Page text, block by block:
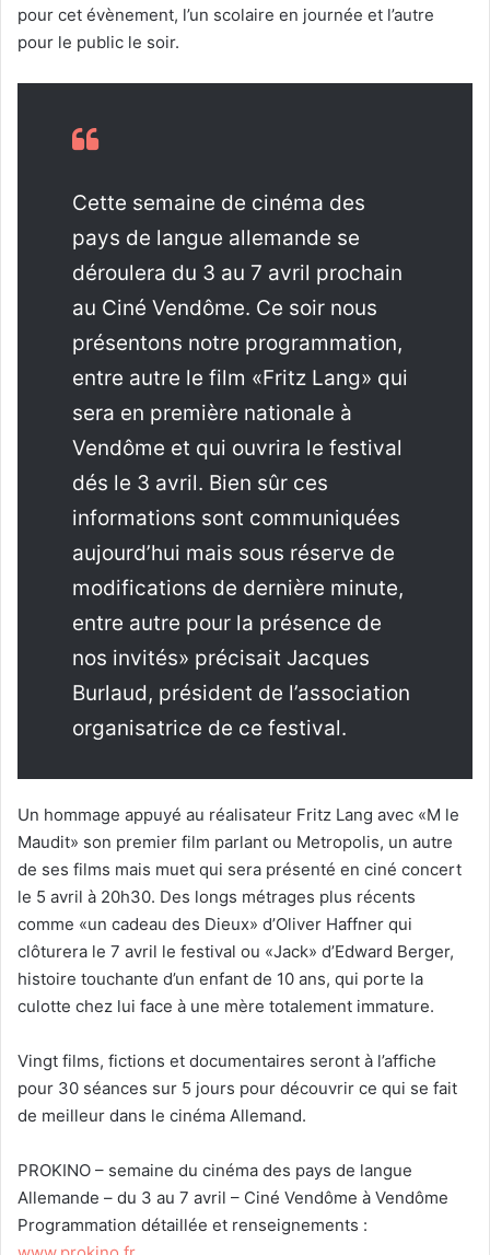
pour cet évènement, l’un scolaire en journée et l’autre
pour le public le soir.
Cette semaine de cinéma des
pays de langue allemande se
déroulera du 3 au 7 avril prochain
au Ciné Vendôme. Ce soir nous
présentons notre programmation,
entre autre le film «Fritz Lang» qui
sera en première nationale à
Vendôme et qui ouvrira le festival
dés le 3 avril. Bien sûr ces
informations sont communiquées
aujourd’hui mais sous réserve de
modifications de dernière minute,
entre autre pour la présence de
nos invités» précisait Jacques
Burlaud, président de l’association
organisatrice de ce festival.
Un hommage appuyé au réalisateur Fritz Lang avec «M le
Maudit» son premier film parlant ou Metropolis, un autre
de ses films mais muet qui sera présenté en ciné concert
le 5 avril à 20h30. Des longs métrages plus récents
comme «un cadeau des Dieux» d’Oliver Haffner qui
clôturera le 7 avril le festival ou «Jack» d’Edward Berger,
histoire touchante d’un enfant de 10 ans, qui porte la
culotte chez lui face à une mère totalement immature.
Vingt films, fictions et documentaires seront à l’affiche
pour 30 séances sur 5 jours pour découvrir ce qui se fait
de meilleur dans le cinéma Allemand.
PROKINO – semaine du cinéma des pays de langue
Allemande – du 3 au 7 avril – Ciné Vendôme à Vendôme
Programmation détaillée et renseignements :